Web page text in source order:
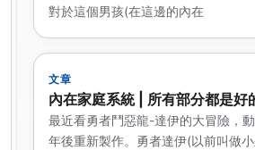
對於這個男孩(在這邊的內在
文章
內在家庭系統 | 所有部分都是好
最近看勇者鬥惡龍-達伊的大冒險，
年後重新製作。勇者達伊(以前叫做